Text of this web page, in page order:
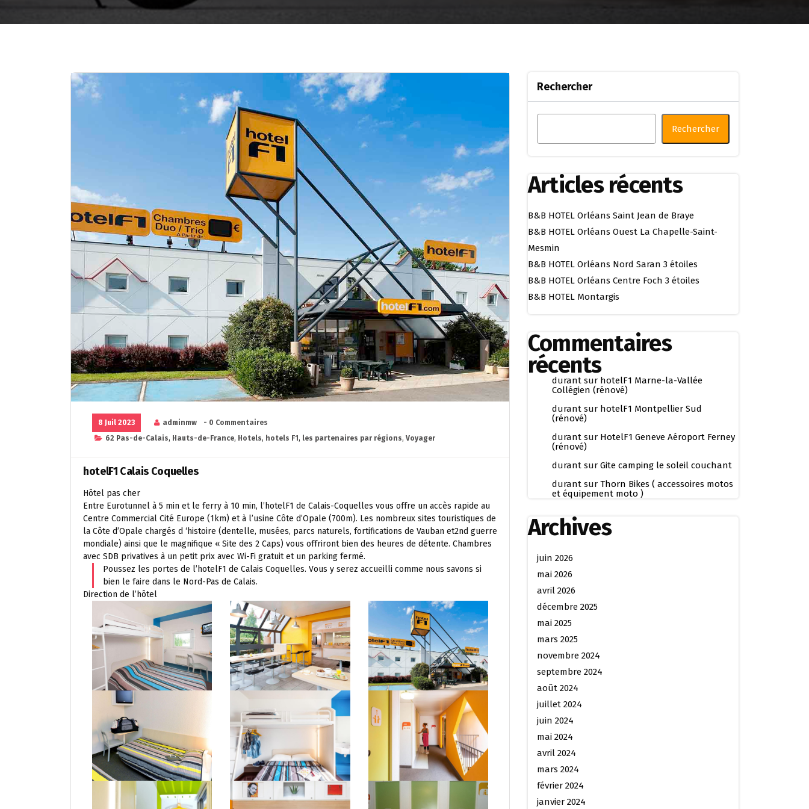
8 Juil 2023 adminmw
- 0 Commentaires
62 Pas-de-Calais, Hauts-de-France, Hotels, hotels F1 , les partenaires par régions, Voyager
hotelF1 Calais Coquelles
Hôtel pas cher
Entre Eurotunnel à 5 min et le ferry à 10 min, l’hotelF1 de Calais-Coquelles vous offre un accès rapide au
Centre Commercial Cité Europe (1km) et à l’usine Côte d’Opale (700m). Les nombreux sites touristiques de
la Côte d’Opale chargés d ‘histoire (dentelle, musées, parcs naturels, fortifications de Vauban et2nd guerre
mondiale) ainsi que le magnifique « Site des 2 Caps) vous offriront bien des heures de détente. Chambres
avec SDB privatives à un petit prix avec Wi-Fi gratuit et un parking fermé.
Poussez les portes de l’hotelF1 de Calais Coquelles. Vous y serez accueilli comme nous savons si
bien le faire dans le Nord-Pas de Calais.
Direction de l’hôtel
Rechercher
Rechercher
Articles récents
B&B HOTEL Orléans Saint Jean de Braye
B&B HOTEL Orléans Ouest La Chapelle-Saint-
Mesmin
B&B HOTEL Orléans Nord Saran 3 étoiles
B&B HOTEL Orléans Centre Foch 3 étoiles
B&B HOTEL Montargis
Commentaires
récents
durant sur hotelF1 Marne-la-Vallée
Collégien (rénové)
durant sur hotelF1 Montpellier Sud
(rénové)
durant sur HotelF1 Geneve Aéroport Ferney
(rénové)
durant sur Gite camping le soleil couchant
durant sur Thorn Bikes ( accessoires motos
et équipement moto )
Archives
juin 2026
mai 2026
avril 2026
décembre 2025
mai 2025
mars 2025
novembre 2024
septembre 2024
août 2024
juillet 2024
juin 2024
mai 2024
avril 2024
mars 2024
février 2024
janvier 2024